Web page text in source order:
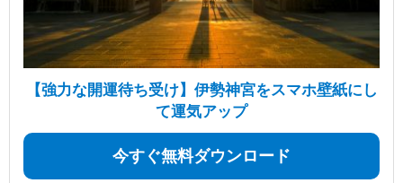
【強力な開運待ち受け】伊勢神宮をスマホ壁紙にし
て運気アップ
今すぐ無料ダウンロード